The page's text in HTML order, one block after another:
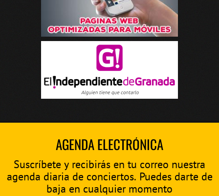
AGENDA ELECTRÓNICA
Suscríbete y recibirás en tu correo nuestra
agenda diaria de conciertos. Puedes darte de
baja en cualquier momento